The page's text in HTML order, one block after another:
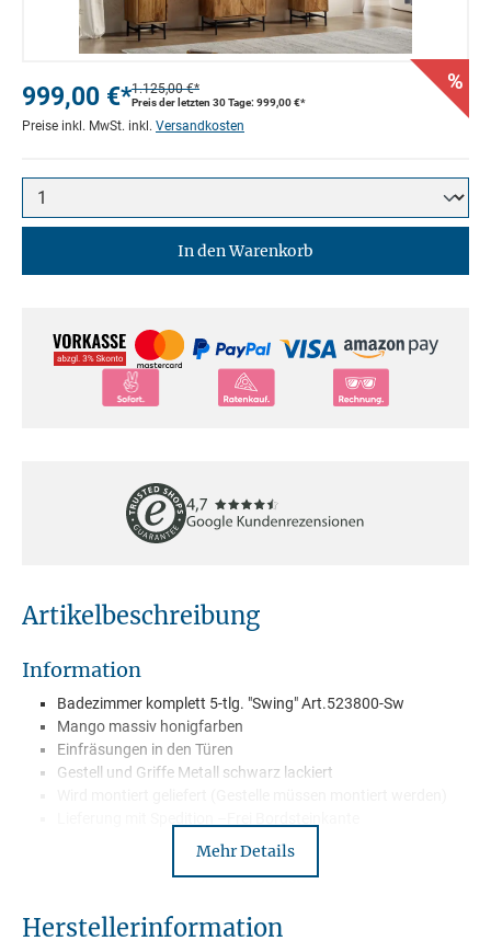
999,00 €* %
1.125,00 €*
Preis der letzten 30 Tage: 999,00 €*
Preise inkl. MwSt. inkl. Versandkosten
In den Warenkorb
Artikelbeschreibung
Information
Badezimmer komplett 5-tlg. "Swing" Art.523800-Sw
Mango massiv honigfarben
Einfräsungen in den Türen
Gestell und Griffe Metall schwarz lackiert
Mehr Details
Herstellerinformation